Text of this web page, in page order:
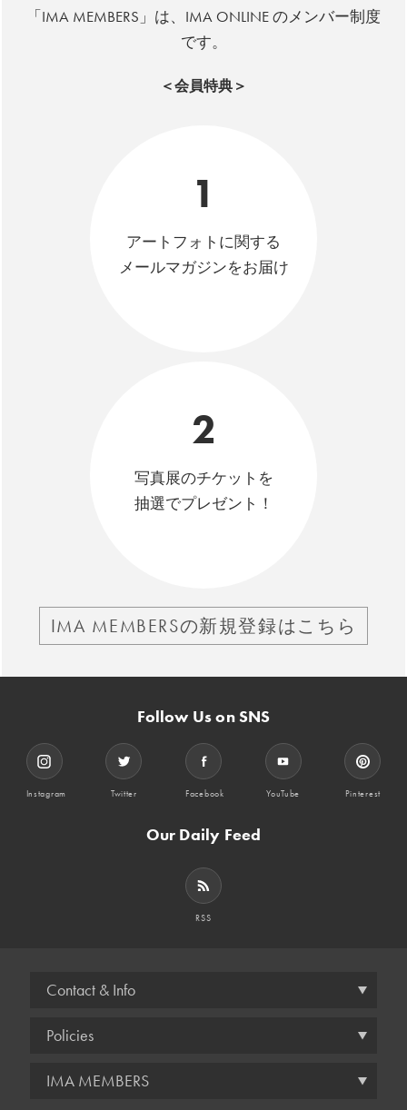
「IMA MEMBERS」は、IMA ONLINE のメンバー制度
です。
＜会員特典＞
1
アートフォトに関する
メールマガジンをお届け
2
写真展のチケットを
抽選でプレゼント！
IMA MEMBERSの新規登録はこちら
Follow Us on SNS
Instagram Twitter Facebook YouTube Pinterest
Our Daily Feed
RSS
Contact & Info
Policies
IMA MEMBERS